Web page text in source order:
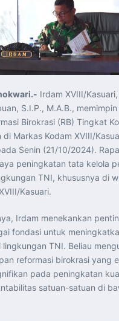
Koordinasi Jaga Stabilitas
Pasar
Presiden Prabowo Perkuat Sinergi
PT PAL untuk Majukan Industri
KASAL dan Panglima Armada
ORRUDA 2026
50i Golden Eagle TNI AU
dan Turki Sepakati Joint
Vokasi
AU Tingkatkan Kemampuan
Signal Radio untuk Misi
Purbaya Instruksikan
Perkuat Daya Saing Industri
Mentan Amran Pacu Produksi Gula
Gula Putih Dua Tahun
Sugiono Tekankan Inovasi
Kerja Sama Konkret
ORRUDA 2026 di
TNI AL dan Rusia
Kesiapan Tempur Penerbang TNI AU
Sugiono: “Kekuatan Ekonomi
Penopang Stabilitas
dan Amerika Serikat
Stabilitas Kawasan dan Dorong
Prabowo Terima Direktur
Kerja Sama Repatriasi
Menteri PKP dan Ketua DEN
Data, dan Pembiayaan
Irdam XVIII/
S.I.P., M.A.B.,
Birokrasi (RB) Tingkat
Markas Kodam XVIII/
Senin (21/10/2024).
peningkatan tata kelola
TNI, khususnya di
Kasuari.
Irdam menekankan
fondasi untuk
TNI. Beliau
reformasi birokrasi yang
pada peningkatan
satuan-satuan di